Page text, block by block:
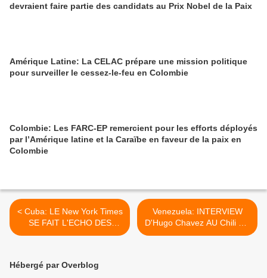
devraient faire partie des candidats au Prix Nobel de la Paix
Amérique Latine: La CELAC prépare une mission politique
pour surveiller le cessez-le-feu en Colombie
Colombie: Les FARC-EP remercient pour les efforts déployés
par l’Amérique latine et la Caraïbe en faveur de la paix en
Colombie
< Cuba: LE New York Times
SE FAIT L'ECHO DES
TRANSFORMATIONS EN
Venezuela: INTERVIEW
D'Hugo Chavez AU Chili EN
1994 >
Hébergé par Overblog